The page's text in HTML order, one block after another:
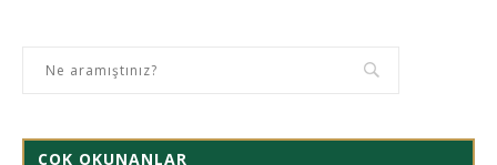
ÇOK OKUNANLAR